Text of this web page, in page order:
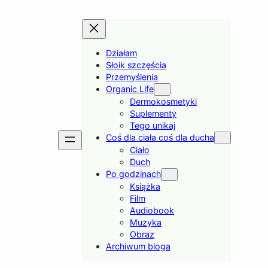
Działam
Słoik szczęścia
Przemyślenia
Organic Life
Dermokosmetyki
Suplementy
Tego unikaj
Coś dla ciała coś dla ducha
Ciało
Duch
Po godzinach
Książka
Film
Audiobook
Muzyka
Obraz
Archiwum bloga